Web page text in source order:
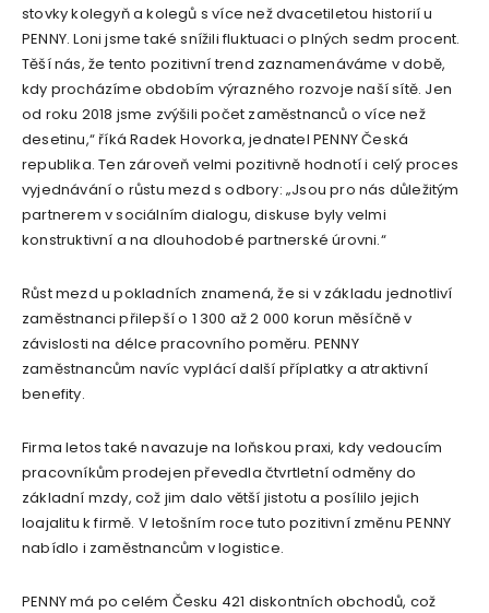
stovky kolegyň a kolegů s více než dvacetiletou historií u
PENNY. Loni jsme také snížili fluktuaci o plných sedm procent.
Těší nás, že tento pozitivní trend zaznamenáváme v době,
kdy procházíme obdobím výrazného rozvoje naší sítě. Jen
od roku 2018 jsme zvýšili počet zaměstnanců o více než
desetinu,“ říká Radek Hovorka, jednatel PENNY Česká
republika. Ten zároveň velmi pozitivně hodnotí i celý proces
vyjednávání o růstu mezd s odbory: „Jsou pro nás důležitým
partnerem v sociálním dialogu, diskuse byly velmi
konstruktivní a na dlouhodobé partnerské úrovni.“
Růst mezd u pokladních znamená, že si v základu jednotliví
zaměstnanci přilepší o 1 300 až 2 000 korun měsíčně v
závislosti na délce pracovního poměru. PENNY
zaměstnancům navíc vyplácí další příplatky a atraktivní
benefity.
Firma letos také navazuje na loňskou praxi, kdy vedoucím
pracovníkům prodejen převedla čtvrtletní odměny do
základní mzdy, což jim dalo větší jistotu a posílilo jejich
loajalitu k firmě. V letošním roce tuto pozitivní změnu PENNY
nabídlo i zaměstnancům v logistice.
PENNY má po celém Česku 421 diskontních obchodů, což